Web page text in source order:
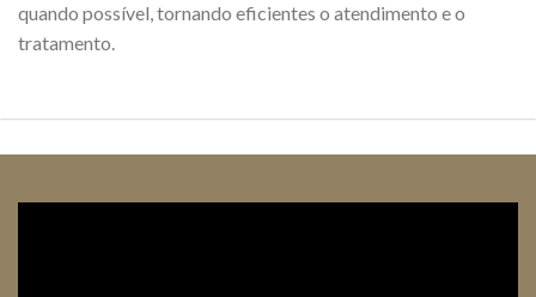
quando possível, tornando eficientes o atendimento e o
tratamento.